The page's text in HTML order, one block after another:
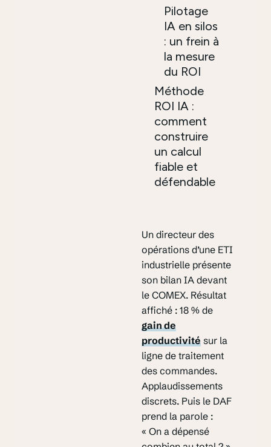
Pilotage
IA en silos
: un frein à
la mesure
du ROI
Méthode
ROI IA :
comment
construire
un calcul
fiable et
défendable
Un directeur des
opérations d’une ETI
industrielle présente
son bilan IA devant
le COMEX. Résultat
affiché : 18 % de
gain de
productivitésur la
ligne de traitement
des commandes.
Applaudissements
discrets. Puis le DAF
prend la parole :
« On a dépensé